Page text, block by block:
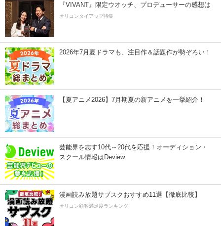
『VIVANT』限定ウオッチ、プロデューサーの感想は
オリコンタイアップ特集
2026年7月夏ドラマも、注目作＆話題作が勢ぞろい！
【夏アニメ2026】7月期夏の新アニメを一挙紹介！
芸能界を志す10代～20代を応援！オーディション・
スクール情報はDeview
漫画読み放題サブスクおすすめ11選【徹底比較】
オリコン顧客満足度ランキング